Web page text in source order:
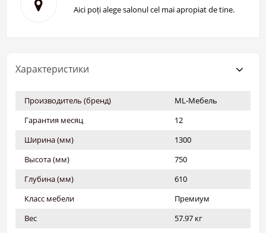
Aici poți alege salonul cel mai apropiat de tine.
Характеристики
Производитель (бренд)
ML-Мебель
Гарантия месяц
12
Ширина (мм)
1300
Высота (мм)
750
Глубина (мм)
610
Класс мебели
Премиум
Вес
57.97 кг